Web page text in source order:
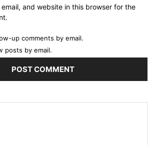
email, and website in this browser for the
up comments by email.
posts by email.